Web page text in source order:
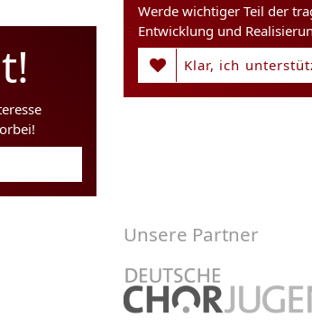
Werde wichtiger Teil der
Entwicklung und
Klar, ich
Unsere Partner